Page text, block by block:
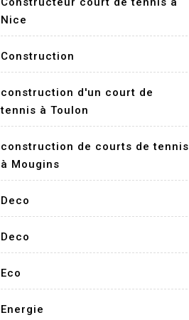
Nice
Construction
construction d'un court de
tennis à Toulon
construction de courts de tennis
à Mougins
Deco
Deco
Eco
Energie